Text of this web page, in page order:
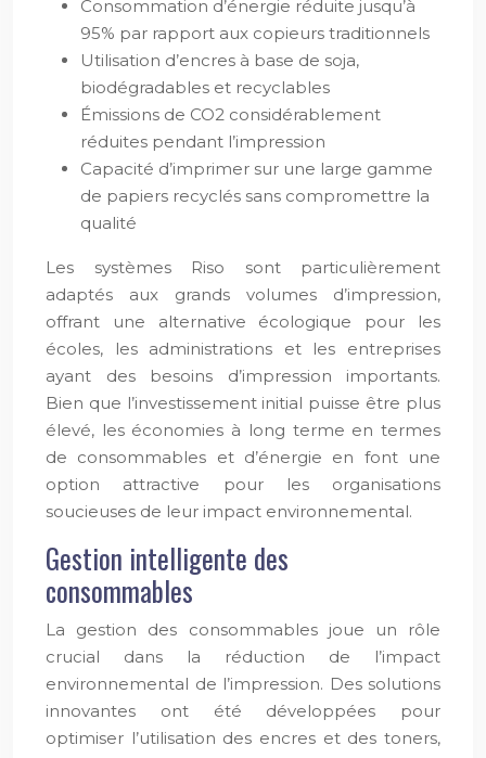
Consommation d’énergie réduite jusqu’à
95% par rapport aux copieurs traditionnels
Utilisation d’encres à base de soja,
biodégradables et recyclables
Émissions de CO2 considérablement
réduites pendant l’impression
Capacité d’imprimer sur une large gamme
de papiers recyclés sans compromettre la
qualité
Les systèmes Riso sont particulièrement
adaptés aux grands volumes d’impression,
offrant une alternative écologique pour les
écoles, les administrations et les entreprises
ayant des besoins d’impression importants.
Bien que l’investissement initial puisse être plus
élevé, les économies à long terme en termes
de consommables et d’énergie en font une
option attractive pour les organisations
soucieuses de leur impact environnemental.
Gestion intelligente des
consommables
La gestion des consommables joue un rôle
crucial dans la réduction de l’impact
environnemental de l’impression. Des solutions
innovantes ont été développées pour
optimiser l’utilisation des encres et des toners,